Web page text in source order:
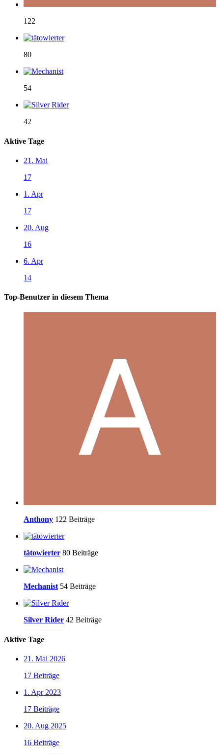
122
80
54
42
Aktive Tage
21. Mai
17
1. Apr
17
20. Aug
16
6. Apr
14
Top-Benutzer in diesem Thema
Anthony 122 Beiträge
tätowierter 80 Beiträge
Mechanist 54 Beiträge
Silver Rider 42 Beiträge
Aktive Tage
21. Mai 2026
17 Beiträge
1. Apr 2023
17 Beiträge
20. Aug 2025
16 Beiträge